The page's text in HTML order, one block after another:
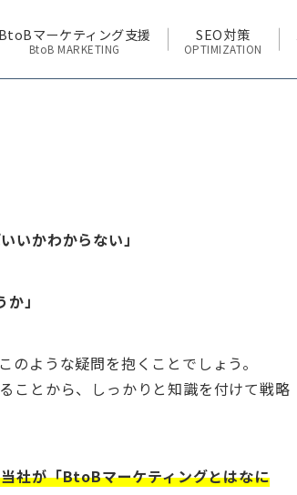
BtoBマーケティング支援
BtoB MARKETING
SEO対策
OPTIMIZATION
いかわからない」
」
ような疑問を抱くことでしょう。
ことから、しっかりと知識を付けて戦略
社が「BtoBマーケティングとはなに